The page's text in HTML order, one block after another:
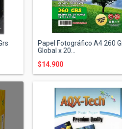
Papel Fotográfico A4 260
Global x 20...
$14.900